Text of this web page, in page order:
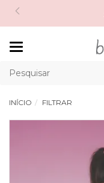
INÍCIO FILTRAR